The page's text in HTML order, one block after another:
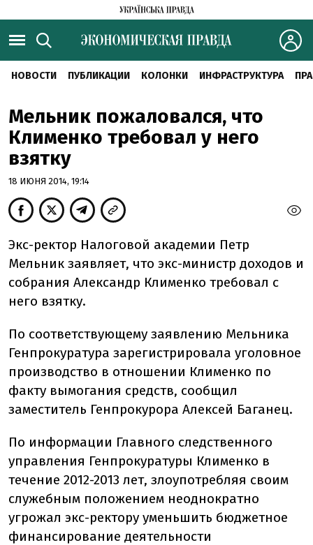
НОВОСТИ ПУБЛИКАЦИИ КОЛОНКИ ИНФРАСТРУКТУРА
Мельник пожаловался, что
Клименко требовал у него
взятку
18 ИЮНЯ 2014, 19:14
Экс-ректор Налоговой академии Петр
Мельник заявляет, что экс-министр доходов и
собрания Александр Клименко требовал с
него взятку.
По соответствующему заявлению Мельника
Генпрокуратура зарегистрировала уголовное
производство в отношении Клименко по
факту вымогания средств, сообщил
заместитель Генпрокурора Алексей Баганец.
По информации Главного следственного
управления Генпрокуратуры Клименко в
течение 2012-2013 лет, злоупотребляя своим
служебным положением неоднократно
угрожал экс-ректору уменьшить бюджетное
финансирование деятельности